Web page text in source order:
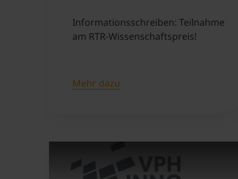
Informationsschreiben: Teilnahme
am RTR-Wissenschaftspreis!
Mehr dazu